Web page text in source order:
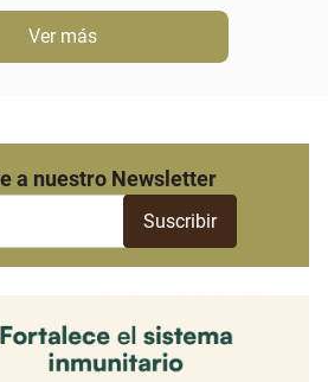
Ver más
a nuestro Newsletter